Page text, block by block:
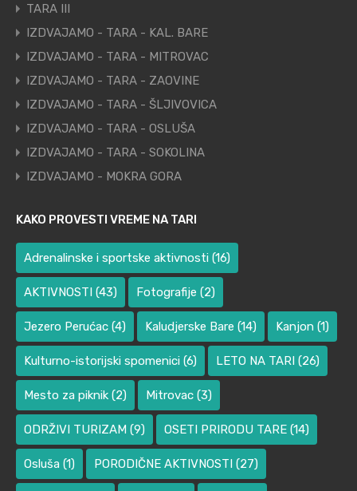
TARA III
IZDVAJAMO - TARA - KAL. BARE
IZDVAJAMO - TARA - MITROVAC
IZDVAJAMO - TARA - ZAOVINE
IZDVAJAMO - TARA - ŠLJIVOVICA
IZDVAJAMO - TARA - OSLUŠA
IZDVAJAMO - TARA - SOKOLINA
IZDVAJAMO - MOKRA GORA
KAKO PROVESTI VREME NA TARI
Adrenalinske i sportske aktivnosti (16)
AKTIVNOSTI (43) Fotografije (2)
Jezero Perućac (4) Kaludjerske Bare (14) Kanjon (1)
Kulturno-istorijski spomenici (6) LETO NA TARI (26)
Mesto za piknik (2) Mitrovac (3)
ODRŽIVI TURIZAM (9) OSETI PRIRODU TARE (14)
Osluša (1) PORODIČNE AKTIVNOSTI (27)